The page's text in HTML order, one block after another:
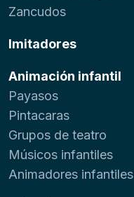
Zancudos
Imitadores
Animación infantil
Payasos
Pintacaras
Grupos de teatro
Músicos infantiles
Animadores infantiles